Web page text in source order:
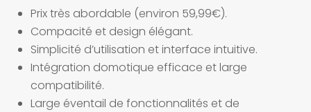
Prix très abordable (environ 59,99€).
Compacité et design élégant.
Simplicité d’utilisation et interface intuitive.
Intégration domotique efficace et large
compatibilité.
Large éventail de fonctionnalités et de